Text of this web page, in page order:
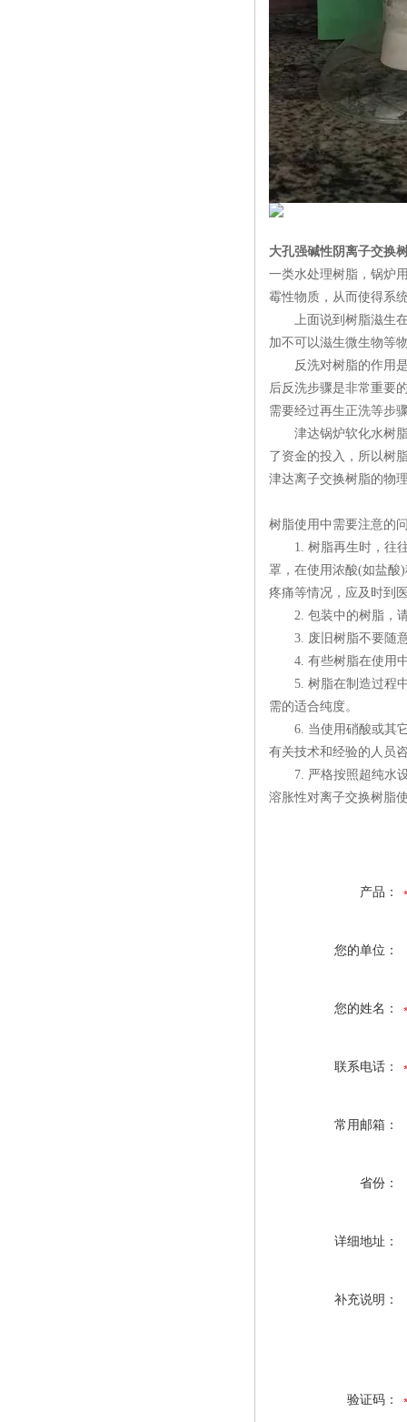
大孔强碱性阴离子交换
一类水处理树脂，锅炉
霉性物质，从而使得系
上面说到树脂滋生在
加不可以滋生微生物等
反洗对树脂的作用是
后反洗步骤是非常重要
需要经过再生正洗等步
津达锅炉软化水树脂
了资金的投入，所以树
津达离子交换树脂的物
树脂使用中需要注意
1. 树脂再生时，往往
罩，在使用浓酸(如盐酸
疼痛等情况，应及时到
2. 包装中的树脂，请
3. 废旧树脂不要随意
4. 有些树脂在使用中
5. 树脂在制造过程中
需的适合纯度。
6. 当使用硝酸或其它
有关技术和经验的人员
7. 严格按照超纯水设
溶胀性对离子交换树脂
产品：
您的单位：
您的姓名：
联系电话：
常用邮箱：
省份：
详细地址：
补充说明：
验证码：